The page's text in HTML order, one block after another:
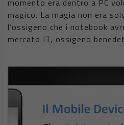
momento era dentro a PC
magico. La magia non era
l’ossigeno che i notebook
mercato IT, ossigeno